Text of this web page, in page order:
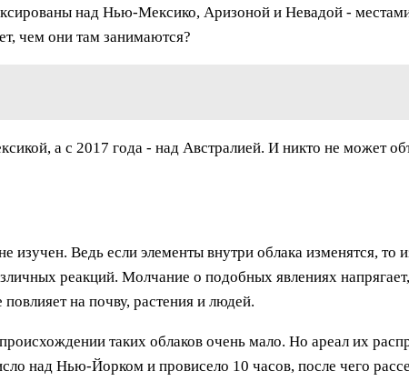
над Нью-Мексико, Аризоной и Невадой -
чем они там занимаются?
а с 2017 года - над Австралией. И никто не может
Ведь если элементы внутри облака изменятся, то
реакций. Молчание о подобных явлениях
на почву, растения и людей.
таких облаков очень мало. Но ареал их
над Нью-Йорком и провисело 10 часов, после чего